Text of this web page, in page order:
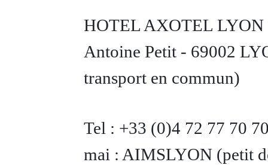
HOTEL AXOTEL
Antoine Petit - 69002
transport en commun)
Tel : +33 (0)4 72 77 70
mai : AIMSLYON (petit